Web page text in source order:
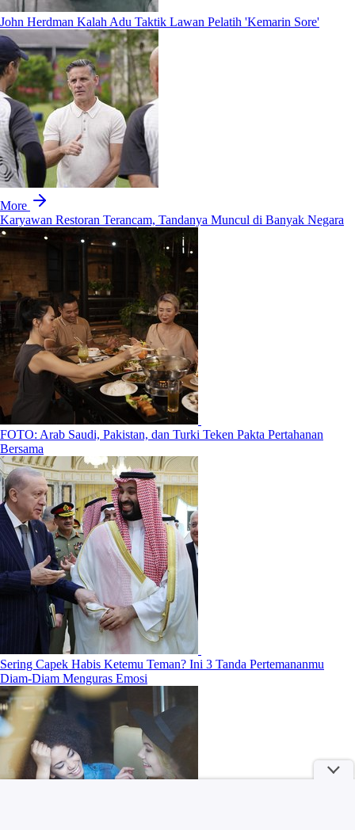
John Herdman Kalah Adu Taktik Lawan Pelatih 'Kemarin Sore'
More
Karyawan Restoran Terancam, Tandanya Muncul di Banyak Negara
FOTO: Arab Saudi, Pakistan, dan Turki Teken Pakta Pertahanan
Bersama
Sering Capek Habis Ketemu Teman? Ini 3 Tanda Pertemananmu
Diam-Diam Menguras Emosi